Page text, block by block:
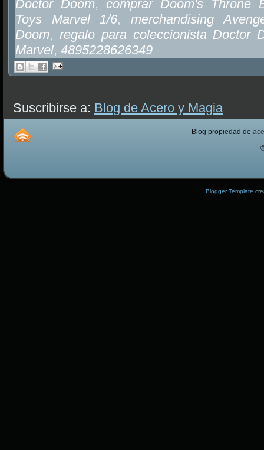
Doctor Doom, comprar Doom's Throne
Toys Marvel 1/6,merchandising
Doom, regalo para coleccionista Doctor
Marvel, 4895228626349
Suscribirse a: Blog de Acero y Magia
Blog propiedad de
Blogger Template